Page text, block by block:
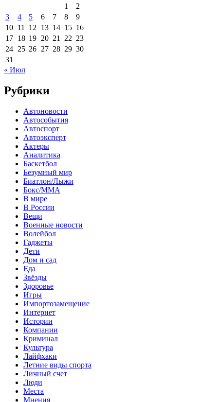
1
2
3
4 5 6 7 8
9
10 11 12 13 14 15 16
17 18 19 20 21 22 23
24 25 26 27 28 29 30
31
« Июл
Рубрики
Автоновости
Автособытия
Автоспорт
Автоэксперт
Актеры
Аналитика
Баскетбол
Безумный мир
Биатлон/Лыжи
Бокс/MMA
В мире
В России
Вещи
Военные новости
Волейбол
Гаджеты
Дети
Дом и сад
Еда
Звёзды
Здоровье
Игры
Импортозамещение
Интернет
Истории
Компании
Криминал
Культура
Лайфхаки
Летние виды спорта
Личный счет
Люди
Места
Мнения